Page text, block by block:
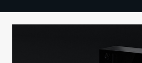
TECHBBS